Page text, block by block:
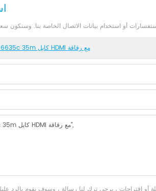
Dtech Dt-6635c 35m كابل HDMI مع رقاقة